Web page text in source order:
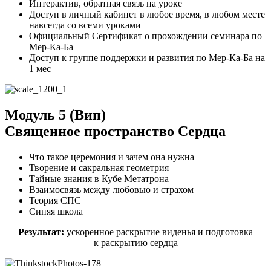
Интерактив, обратная связь на уроке
Доступ в личный кабинет в любое время, в любом месте
навсегда со всеми уроками
Официальный Сертификат о прохождении семинара по
Мер-Ка-Ба
Доступ к группе поддержки и развития по Мер-Ка-Ба на
1 мес
Модуль 5 (Вип)
Священное пространство Сердца
Что такое церемония и зачем она нужна
Творение и сакральная геометрия
Тайные знания в Кубе Метатрона
Взаимосвязь между любовью и страхом
Теория СПС
Синяя школа
Результат: ускоренное раскрытие виденья и подготовка
к раскрытию сердца